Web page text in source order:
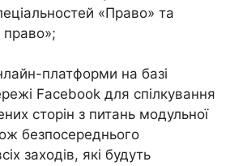
«Право» та
платформи на базі
Facebook для спілкування
сторін з питань модульної
безпосереднього
заходів, які будуть